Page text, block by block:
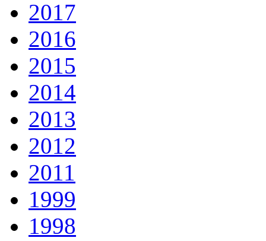
2017
2016
2015
2014
2013
2012
2011
1999
1998